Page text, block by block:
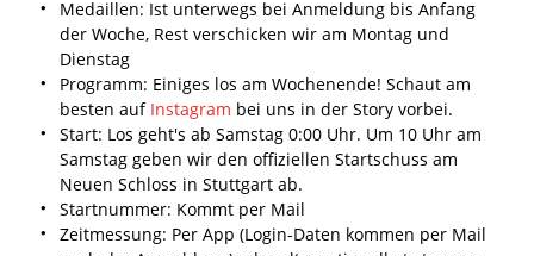
Medaillen: Ist unterwegs bei Anmeldung bis Anfang
der Woche, Rest verschicken wir am Montag und
Dienstag
Programm: Einiges los am Wochenende! Schaut am
besten auf Instagram bei uns in der Story vorbei.
Start: Los geht's ab Samstag 0:00 Uhr. Um 10 Uhr am
Samstag geben wir den offiziellen Startschuss am
Neuen Schloss in Stuttgart ab.
Startnummer: Kommt per Mail
Zeitmessung: Per App (Login-Daten kommen per Mail